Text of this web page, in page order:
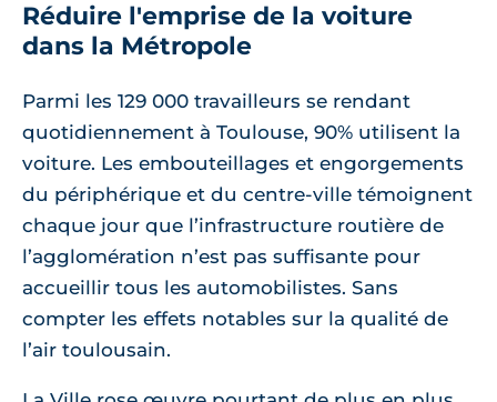
Réduire l'emprise de la voiture
dans la Métropole
Parmi les 129 000 travailleurs se rendant
quotidiennement à Toulouse, 90% utilisent la
voiture. Les embouteillages et engorgements
du périphérique et du centre-ville témoignent
chaque jour que l’infrastructure routière de
l’agglomération n’est pas suffisante pour
accueillir tous les automobilistes. Sans
compter les effets notables sur la qualité de
l’air toulousain.